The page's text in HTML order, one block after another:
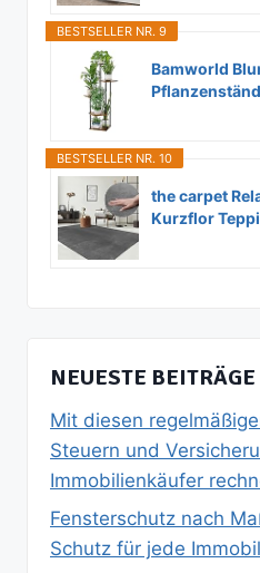
BESTSELLER NR. 9
Bamworld
BESTSELLER NR. 10
the carpet
Kurzflor
NEUESTE BEITRÄGE
Mit diesen
Steuern und
Immobilienkäufer
Fensterschutz nach
Schutz für jede